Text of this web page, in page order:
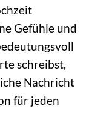
Gefühle und
schreibst,
Nachricht
für jeden